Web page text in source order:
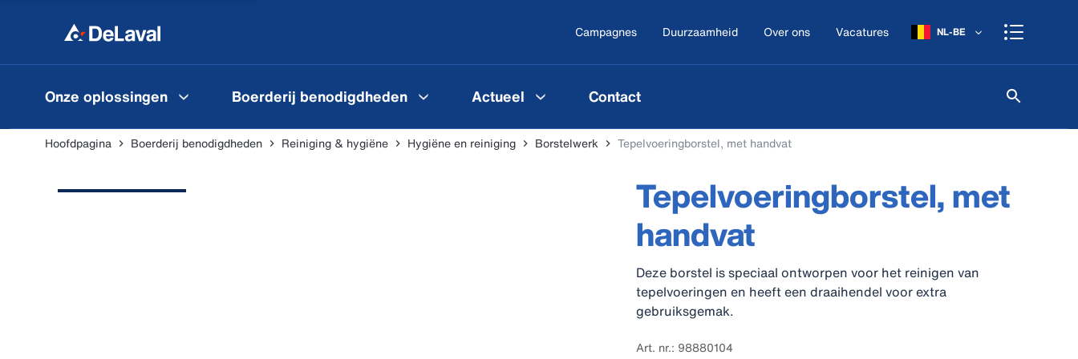
Campagnes Duurzaamheid Over ons Vacatures NL-BE
Onze oplossingen Boerderij benodigdheden Actueel Contact
Hoofdpagina Boerderij benodigdheden Reiniging & hygiëne Hygiëne en reiniging Borstelwerk Tepelvoeringborstel, met handvat
Tepelvoeringborstel, met
handvat
Deze borstel is speciaal ontworpen voor het reinigen van
tepelvoeringen en heeft een draaihendel voor extra
gebruiksgemak.
Art. nr.: 98880104